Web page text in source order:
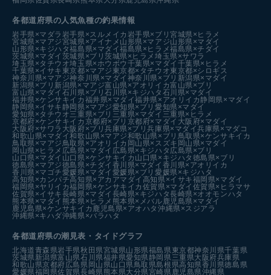
各都道府県の人気魚種の釣果情報
岩手県×マダラ 岩手県×スルメイカ 岩手県×ブリ宮城県×ヒラメ
宮城県×マアジ宮城県×アイナメ 山形県×マアジ山形県×マダイ
山形県×キジハタ福島県×マダイ福島県×ヒラメ福島県×チダイ
茨城県×マダイ 茨城県×ブリ茨城県×ヒラメ埼玉県×サワラ
埼玉県×タチウオ埼玉県×ホウボウ 千葉県×マダイ 千葉県×ヒラメ
千葉県×イサキ 東京都×マアジ 東京都×タチウオ東京都×シロギス
神奈川県×マアジ神奈川県×マダイ 神奈川県×ブリ 新潟県×マダイ
新潟県×ブリ 新潟県×マアジ富山県×アオリイカ富山県×ブリ
富山県×マダイ 石川県×ブリ石川県×キジハタ 石川県×マダイ
福井県×ケンサキイカ 福井県×マダイ福井県×アオリイカ 静岡県×マダイ
静岡県×イサキ 静岡県×マアジ愛知県×ブリ愛知県×マダイ
愛知県×タチウオ三重県×ブリ 三重県×マダイ 三重県×ヒラメ
京都府×ケンサキイカ 京都府×ブリ 京都府×マダイ 大阪府×マダイ
大阪府×サワラ 大阪府×ブリ兵庫県×ブリ兵庫県×マダイ兵庫県×マダコ
和歌山県×マダイ和歌山県×マアジ和歌山県×ブリ 鳥取県×ケンサキイカ
鳥取県×マアジ鳥取県×アオリイカ 岡山県×スズキ 岡山県×マダイ
岡山県×ヒラメ 広島県×マダイ 広島県×キジハタ 広島県×ブリ
山口県×マダイ 山口県×ケンサキイカ 山口県×キジハタ 徳島県×ブリ
徳島県×マアジ徳島県×チダイ 香川県×マダイ 香川県×アオリイカ
香川県×マゴチ愛媛県×マダイ 愛媛県×ブリ愛媛県×キジハタ
高知県×カンパチ高知県×アカアマダイ 高知県×イサキ福岡県×マダイ
福岡県×ヤリイカ福岡県×ケンサキイカ 佐賀県×マダイ 佐賀県×ヒラマサ
佐賀県×イサキ長崎県×マダイ 長崎県×キジハタ長崎県×オオモンハタ
熊本県×マダイ 熊本県×ヒラメ 熊本県×メバル鹿児島県×マダイ
鹿児島県×ケンサキイカ 鹿児島県×アオハタ沖縄県×スジアラ
沖縄県×キハダ沖縄県×バラハタ
各都道府県の潮見表 ・タイドグラフ
北海道青森県岩手県秋田県宮城県山形県福島県東京都神奈川県千葉県
茨城県新潟県富山県石川県福井県愛知県静岡県三重県大阪府兵庫県
和歌山県京都府広島県 岡山県山口県鳥取県島根県高知県香川県徳島県
愛媛県福岡県佐賀県長崎県熊本県大分県宮崎県鹿児島県沖縄県